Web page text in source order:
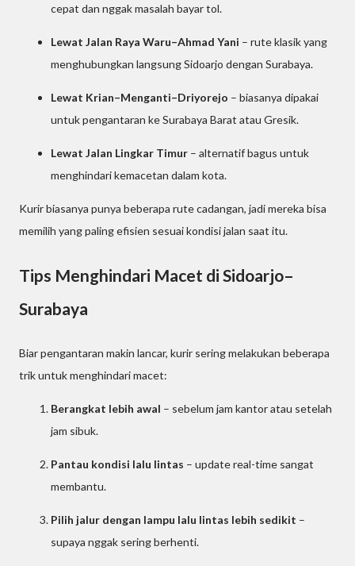
cepat dan nggak masalah bayar tol.
Lewat Jalan Raya Waru–Ahmad Yani – rute klasik yang
menghubungkan langsung Sidoarjo dengan Surabaya.
Lewat Krian–Menganti–Driyorejo – biasanya dipakai
untuk pengantaran ke Surabaya Barat atau Gresik.
Lewat Jalan Lingkar Timur – alternatif bagus untuk
menghindari kemacetan dalam kota.
Kurir biasanya punya beberapa rute cadangan, jadi mereka bisa
memilih yang paling efisien sesuai kondisi jalan saat itu.
Tips Menghindari Macet di Sidoarjo–
Surabaya
Biar pengantaran makin lancar, kurir sering melakukan beberapa
trik untuk menghindari macet:
Berangkat lebih awal – sebelum jam kantor atau setelah
jam sibuk.
Pantau kondisi lalu lintas – update real-time sangat
membantu.
Pilih jalur dengan lampu lalu lintas lebih sedikit –
supaya nggak sering berhenti.